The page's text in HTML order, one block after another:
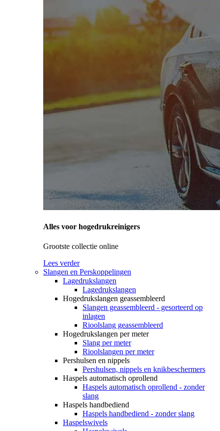
Alles voor hogedrukreinigers
Grootste collectie online
Lees verder
Slangen en Perskoppelingen
Lagedrukslangen
Lagedrukslangen
Hogedrukslangen geassembleerd
Slangen geassembleerd - gesorteerd op
inlagen
Rioolslang geassembleerd
Hogedrukslangen per meter
Slang per meter
Rioolslangen per meter
Pershulsen en nippels
Pershulsen, nippels en knikbeschermers
Haspels automatisch oprollend
Haspels automatisch oprollend - zonder
slang
Haspels handbediend
Haspels handbediend - zonder slang
Haspelswivels